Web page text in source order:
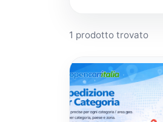
1 prodotto trovato